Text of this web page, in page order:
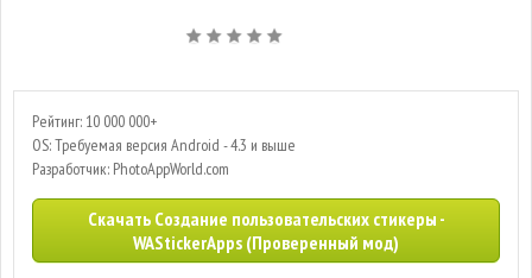
Рейтинг: 10 000 000+
OS: Требуемая версия Android - 4.3 и выше
Разработчик: PhotoAppWorld.com
Скачать Создание пользовательских стикеры -
WAStickerApps (Проверенный мод)